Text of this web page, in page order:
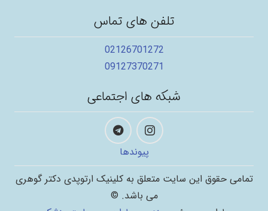
تلفن های تماس
02126701272
09127370271
شبکه های اجتماعی
پیوندها
تمامی حقوق این سایت متعلق به کلینیک ارتوپدی دکتر گوهری
می باشد. ©